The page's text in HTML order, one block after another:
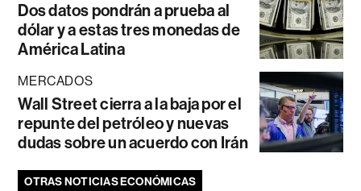
Dos datos pondrán a prueba al
dólar y a estas tres monedas de
América Latina
MERCADOS
Wall Street cierra a la baja por el
repunte del petróleo y nuevas
dudas sobre un acuerdo con Irán
OTRAS NOTICIAS ECONÓMICAS